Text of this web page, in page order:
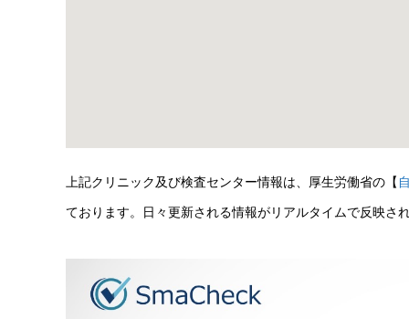
上記クリニック及び検査センター情報は、厚生労働省の【
ております。日々更新される情報がリアルタイムで反映さ